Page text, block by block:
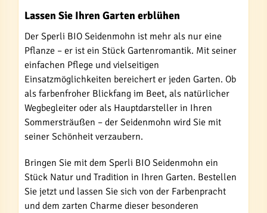
Lassen Sie Ihren Garten erblühen
Der Sperli BIO Seidenmohn ist mehr als nur eine
Pflanze – er ist ein Stück Gartenromantik. Mit seiner
einfachen Pflege und vielseitigen
Einsatzmöglichkeiten bereichert er jeden Garten. Ob
als farbenfroher Blickfang im Beet, als natürlicher
Wegbegleiter oder als Hauptdarsteller in Ihren
Sommersträußen – der Seidenmohn wird Sie mit
seiner Schönheit verzaubern.
Bringen Sie mit dem Sperli BIO Seidenmohn ein
Stück Natur und Tradition in Ihren Garten. Bestellen
Sie jetzt und lassen Sie sich von der Farbenpracht
und dem zarten Charme dieser besonderen